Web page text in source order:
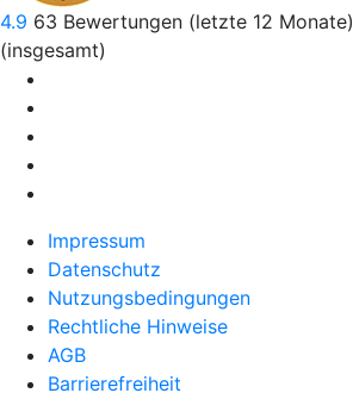
4.9 63 Bewertungen (letzte 12 Monate)
(insgesamt)
Impressum
Datenschutz
Nutzungsbedingungen
Rechtliche Hinweise
AGB
Barrierefreiheit